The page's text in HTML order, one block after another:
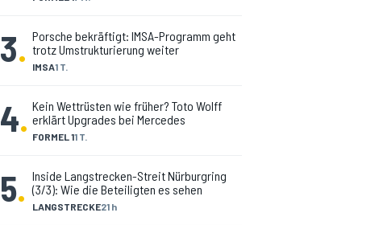
3. IMSA1 T.
Porsche bekräftigt: IMSA-Programm geht
trotz Umstrukturierung weiter
4. FORMEL 11 T.
Kein Wettrüsten wie früher? Toto Wolff
erklärt Upgrades bei Mercedes
5. LANGSTRECKE21 h
Inside Langstrecken-Streit Nürburgring
(3/3): Wie die Beteiligten es sehen